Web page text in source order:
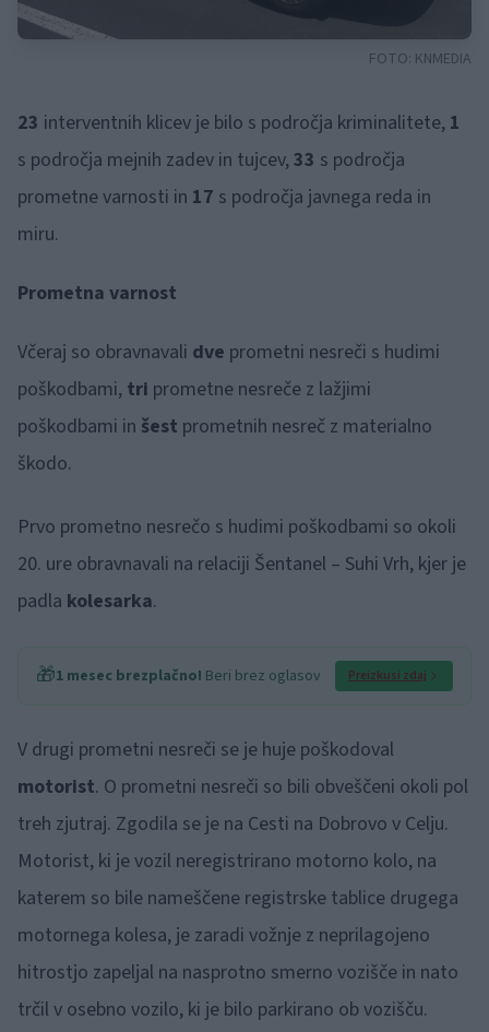
FOTO: KNMEDIA
23 interventnih klicev je bilo s področja kriminalitete, 1
s področja mejnih zadev in tujcev,33 s področja
prometne varnosti in 17 s področja javnega reda in
miru.
Prometna varnost
Včeraj so obravnavali dve prometni nesreči s hudimi
poškodbami, tri prometne nesreče z lažjimi
poškodbami in šest prometnih nesreč z materialno
škodo.
Prvo prometno nesrečo s hudimi poškodbami so okoli
20. ure obravnavali na relaciji Šentanel – Suhi Vrh, kjer je
padla kolesarka.
🎁1 mesec brezplačno! Beri brez oglasov Preizkusi zdaj
V drugi prometni nesreči se je huje poškodoval
motorist. O prometni nesreči so bili obveščeni okoli pol
treh zjutraj. Zgodila se je na Cesti na Dobrovo v Celju.
Motorist, ki je vozil neregistrirano motorno kolo, na
katerem so bile nameščene registrske tablice drugega
motornega kolesa, je zaradi vožnje z neprilagojeno
hitrostjo zapeljal na nasprotno smerno vozišče in nato
trčil v osebno vozilo, ki je bilo parkirano ob vozišču.